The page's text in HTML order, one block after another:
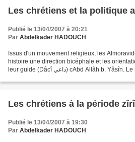
Les chrétiens et la politique
Publié le 13/04/2007 à 20:21
Par Abdelkader HADOUCH
Issus d'un mouvement religieux, les
histoire une direction bicéphale et les
leur guide (Dâcî داعي) cAbd Allâh b. Yâsîn. Le malikisme était une source de
Les chrétiens à la période
Publié le 13/04/2007 à 19:30
Par Abdelkader HADOUCH